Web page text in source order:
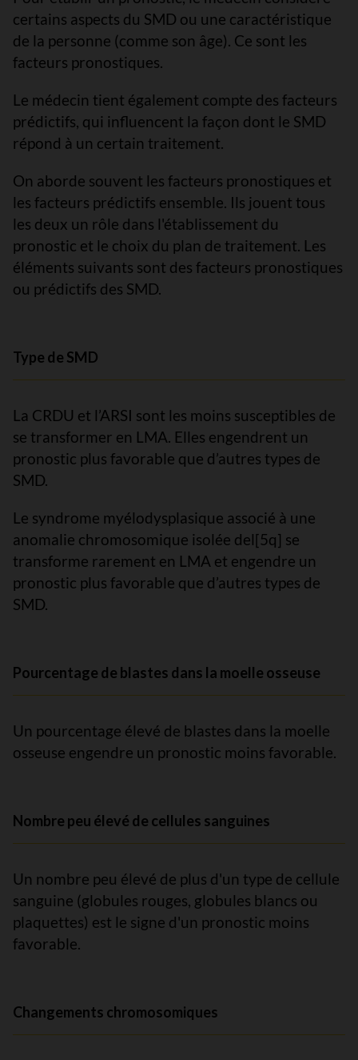
certains aspects du SMD ou une caractéristique
de la personne (comme son âge). Ce sont les
facteurs pronostiques.
Le médecin tient également compte des facteurs
prédictifs, qui influencent la façon dont le SMD
répond à un certain traitement.
On aborde souvent les facteurs pronostiques et
les facteurs prédictifs ensemble. Ils jouent tous
les deux un rôle dans l'établissement du
pronostic et le choix du plan de traitement. Les
éléments suivants sont des facteurs pronostiques
ou prédictifs des SMD.
Type de SMD
La CRDU et l’ARSI sont les moins susceptibles de
se transformer en LMA. Elles engendrent un
pronostic plus favorable que d’autres types de
SMD.
Le syndrome myélodysplasique associé à une
anomalie chromosomique isolée del[5q] se
transforme rarement en LMA et engendre un
pronostic plus favorable que d’autres types de
SMD.
Pourcentage de blastes dans la moelle osseuse
Un pourcentage élevé de blastes dans la moelle
osseuse engendre un pronostic moins favorable.
Nombre peu élevé de cellules sanguines
Un nombre peu élevé de plus d'un type de cellule
sanguine (globules rouges, globules blancs ou
plaquettes) est le signe d'un pronostic moins
favorable.
Changements chromosomiques